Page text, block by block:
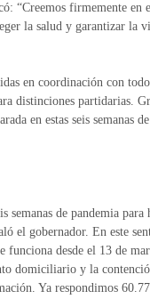
“Creemos firmemente en
la salud y garantizar la
en coordinación con
distinciones partidarias.
en estas seis semanas
semanas de pandemia
el gobernador. En este
funciona desde el 13 de
domiciliario y la
Ya respondimos